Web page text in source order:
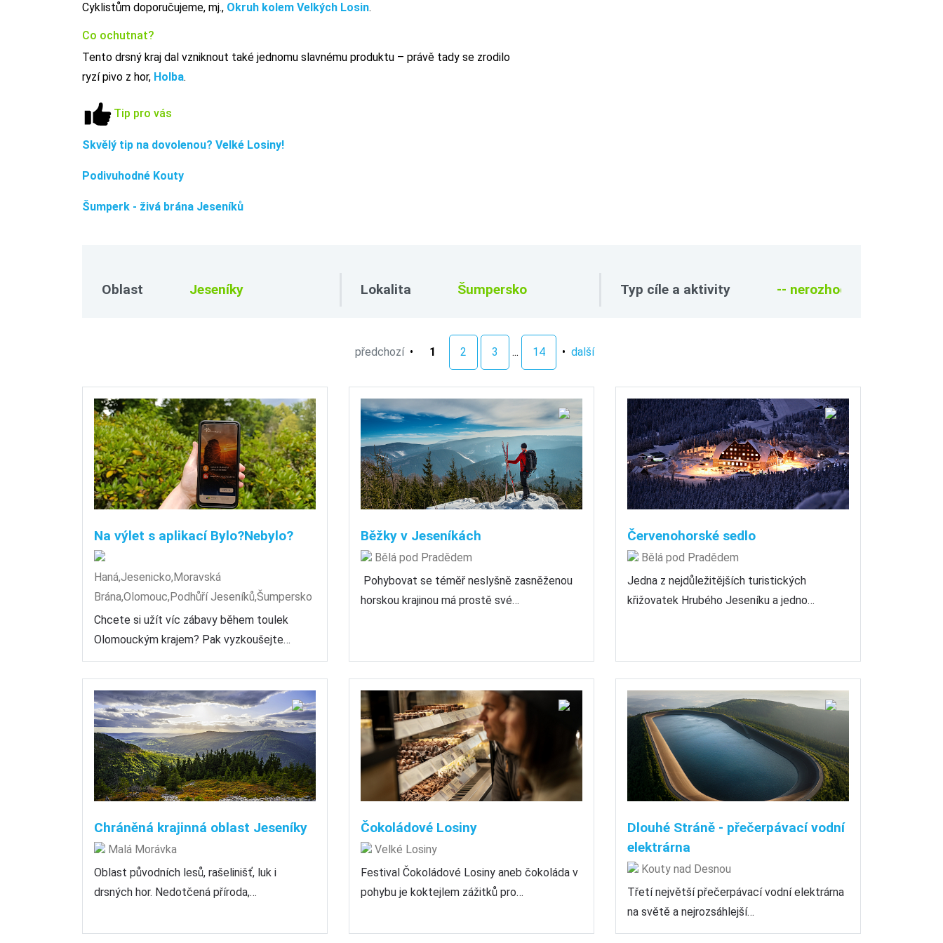
Cyklistům doporučujeme, mj., Okruh kolem Velkých Losin.
Co ochutnat?
Tento drsný kraj dal vzniknout také jednomu slavnému produktu – právě tady se zrodilo
ryzí pivo z hor, Holba.
Tip pro vás
Skvělý tip na dovolenou? Velké Losiny!
Podivuhodné Kouty
Šumperk - živá brána Jeseníků
Oblast Lokalita Typ cíle a aktivity
předchozí• 1 2 3 ... 14 • další
Na výlet s aplikací Bylo?Nebylo?
Haná,Jesenicko,Moravská
Brána,Olomouc,Podhůří Jeseníků,Šumpersko
Chcete si užít víc zábavy během toulek
Olomouckým krajem? Pak vyzkoušejte…
Běžky v Jeseníkách
Bělá pod Pradědem
Pohybovat se téměř neslyšně zasněženou
horskou krajinou má prostě své…
Červenohorské sedlo
Bělá pod Pradědem
Jedna z nejdůležitějších turistických
křižovatek Hrubého Jeseníku a jedno…
Chráněná krajinná oblast Jeseníky
Malá Morávka
Oblast původních lesů, rašelinišť, luk i
drsných hor. Nedotčená příroda,…
Čokoládové Losiny
Velké Losiny
Festival Čokoládové Losiny aneb čokoláda v
pohybu je koktejlem zážitků pro…
Dlouhé Stráně - přečerpávací vodní
elektrárna
Kouty nad Desnou
Třetí největší přečerpávací vodní elektrárna
na světě a nejrozsáhlejší…